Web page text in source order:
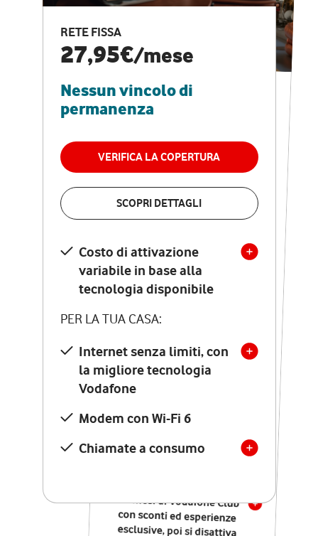
RETE FISSA
27,95€/mese
Nessun vincolo di
permanenza
VERIFICA LA COPERTURA
SCOPRI DETTAGLI
Costo di attivazione
variabile in base alla
tecnologia disponibile
PER LA TUA CASA:
Internet senza limiti, con
la migliore tecnologia
Vodafone
Modem con Wi-Fi 6
Chiamate a consumo
CASA PRO
Internet veloce e
vantaggi speciali
RETE FISSA + VODAFONE CLUB
29,95€
permanenza
VERIFICA LA COPERTURA
Costo di attivazione
variabile in base alla
tecnologia disponibile
PER LA TUA CASA:
Internet senza limiti, con
la migliore tecnologia
Vodafone
Modem Seven con Wi-Fi 7
Chiamate illimitate verso
numeri fissi e mobili
nazionali
12 mesi di Vodafone Club
con sconti ed esperienze
esclusive, poi si disattiva